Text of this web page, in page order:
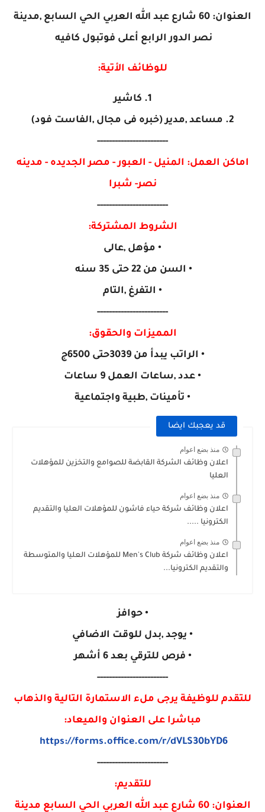
العنوان: 60 شارع عبد الله العربي الحي السابع ,مدينة
نصر الدور الرابع أعلى فوتبول كافيه
للوظائف الأتية:
1. كاشير
2. مساعد ,مدير (خبره فى مجال ,الفاست فود)
------------------------
اماكن العمل: المنيل - العبور - مصر الجديده - مدينه
نصر- شبرا
------------------------
الشروط المشتركة:
• مؤهل ,عالى
• السن من 22 حتى 35 سنه
• التفرغ ,التام
------------------------
المميزات والحقوق:
• الراتب يبدأ من 3039حتى 6500ج
• عدد ,ساعات العمل 9 ساعات
• تأمينات ,طبية واجتماعية
قد يعجبك ايضا
منذ بضع اعوام
اعلان وظائف الشركة القابضة للصوامع والتخزين للمؤهلات
العليا
منذ بضع اعوام
اعلان وظائف شركة حياء فاشون للمؤهلات العليا والتقديم
الكترونيا .....
منذ بضع اعوام
اعلان وظائف شركة Men's Club للمؤهلات العليا والمتوسطة
والتقديم الكترونيا...
• حوافز
• يوجد ,بدل للوقت الاضافي
• فرص للترقي بعد 6 أشهر
------------------------
للتقدم للوظيفة يرجى ملء الاستمارة التالية والذهاب
مباشرا على العنوان والميعاد:
https://forms.office.com/r/dVLS30bYD6
------------------------
للتقديم:
العنوان: 60 شارع عبد الله العربي الحي السابع مدينة